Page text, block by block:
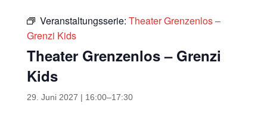
Veranstaltungsserie: Theater Grenzenlos –
Grenzi Kids
Theater Grenzenlos – Grenzi
Kids
29. Juni 2027 | 16:00–17:30